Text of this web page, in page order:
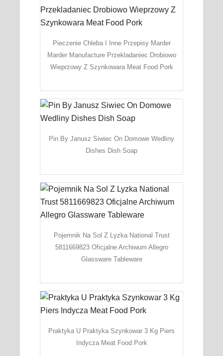
Pieczenie Chleba I Inne Przepisy Marder
Marder Manufacture Przekladaniec Drobiowo
Wieprzowy Z Szynkowara Meat Food Pork
Pin By Janusz Siwiec On Domowe Wedliny
Dishes Dish Soap
Pojemnik Na Sol Z Lyzka National Trust
5811669823 Oficjalne Archiwum Allegro
Glassware Tableware
Praktyka U Praktyka Szynkowar 3 Kg Piers
Indycza Meat Food Pork